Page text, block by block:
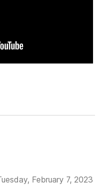
February 7, 2023